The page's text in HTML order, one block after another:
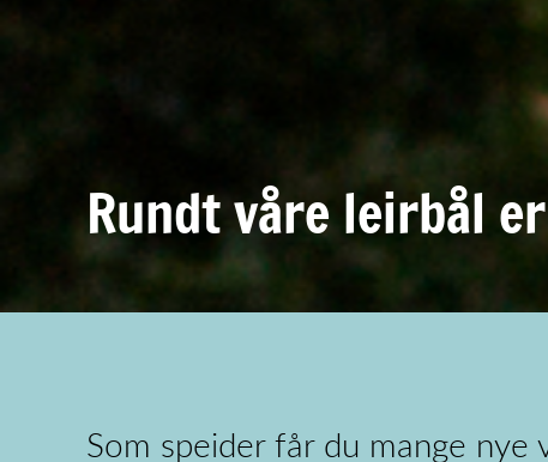
Rundt våre leirbål
Som speider får du mange